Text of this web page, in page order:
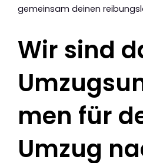
gemeinsam deinen
Wir sind
men für
Umzug